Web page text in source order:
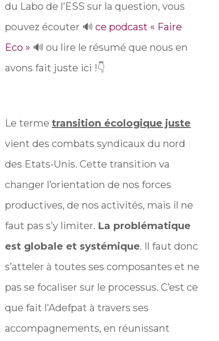
du Labo de l’ESS sur la question, vous
pouvez écouter 🔊 ce podcast « Faire
Eco » 🔊 ou lire le résumé que nous en
avons fait juste ici !👇
Le terme transition écologique juste
vient des combats syndicaux du nord
des Etats-Unis. Cette transition va
changer l’orientation de nos forces
productives, de nos activités, mais il ne
faut pas s’y limiter. La problématique
est globale et systémique. Il faut donc
s’atteler à toutes ses composantes et ne
pas se focaliser sur le processus. C’est ce
que fait l’Adefpat à travers ses
accompagnements, en réunissant